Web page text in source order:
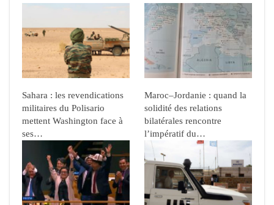
Sahara : les revendications
militaires du Polisario
mettent Washington face à
ses…
Maroc–Jordanie : quand la
solidité des relations
bilatérales rencontre
l’impératif du…